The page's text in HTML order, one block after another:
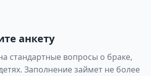
анкету
стандартные вопросы о браке,
Заполнение займет не более